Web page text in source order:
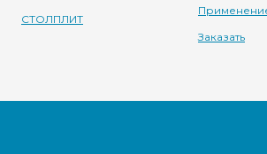
СТОЛПЛИТ
Заказать